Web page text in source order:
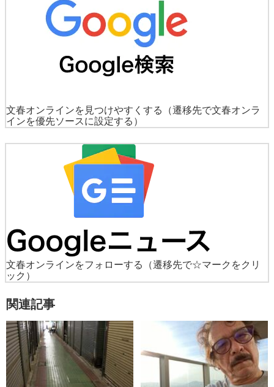
文春オンラインを見つけやすくする
（遷移先で文春オンラ
インを優先ソースに設定する）
文春オンラインをフォローする
（遷移先で☆マークをクリ
ック）
関連記事